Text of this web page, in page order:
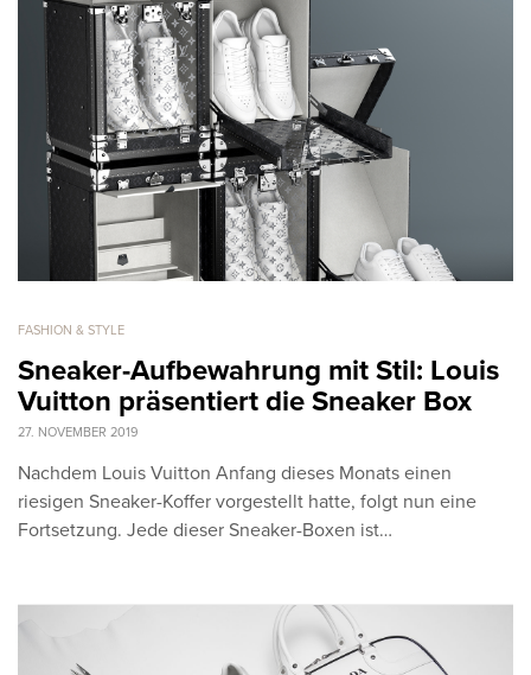
FASHION & STYLE
Sneaker-Aufbewahrung mit Stil: Louis
Vuitton präsentiert die Sneaker Box
27. NOVEMBER 2019
Nachdem Louis Vuitton Anfang dieses Monats einen
riesigen Sneaker-Koffer vorgestellt hatte, folgt nun eine
Fortsetzung. Jede dieser Sneaker-Boxen ist…